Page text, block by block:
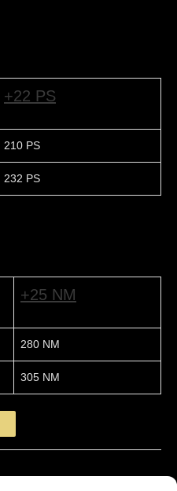
+22 PS
210 PS
232 PS
+25 NM
280 NM
305 NM